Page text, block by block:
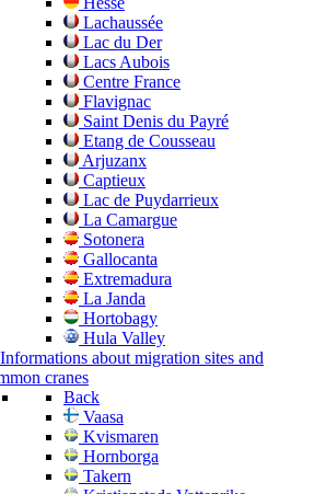
Lachaussée
Lac du Der
Lacs Aubois
Centre France
Flavignac
Saint Denis du Payré
Etang de Cousseau
Arjuzanx
Captieux
Lac de Puydarrieux
La Camargue
Sotonera
Gallocanta
Extremadura
La Janda
Hortobagy
Hula Valley
Informations about migration sites and
cranes
Back
Vaasa
Kvismaren
Hornborga
Takern